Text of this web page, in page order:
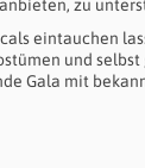
zu
eintauchen
und
Gala mit